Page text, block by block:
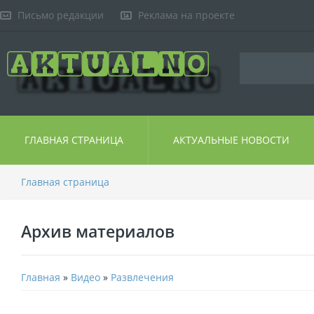
Письмо редакции Реклама на проекте
ГЛАВНАЯ СТРАНИЦА АКТУАЛЬНЫЕ НОВОСТИ
Главная страница
Архив материалов
Главная » Видео » Развлечения